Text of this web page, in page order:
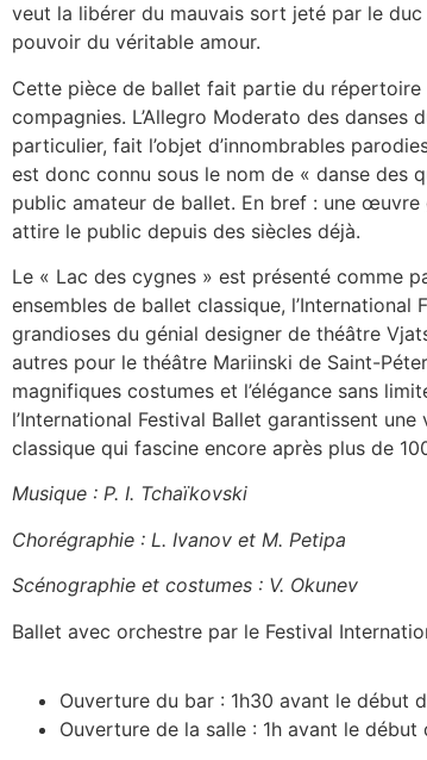
veut la libérer du mauvais sort jeté par le
pouvoir du véritable amour.
Cette pièce de ballet fait partie du
compagnies. L’Allegro Moderato des danses
particulier, fait l’objet d’innombrables
est donc connu sous le nom de « danse des
public amateur de ballet. En bref : une œuvre
attire le public depuis des siècles déjà.
Le « Lac des cygnes » est présenté comme
ensembles de ballet classique,
grandioses du génial designer de théâtre
autres pour le théâtre Mariinski de Saint-
magnifiques costumes et l’élégance sans
l’International Festival Ballet garantissent
classique qui fascine encore après plus de
Musique : P. I. Tchaïkovski
Chorégraphie : L. Ivanov et M. Petipa
Scénographie et costumes : V. Okunev
Ballet avec orchestre par le Festival
Ouverture du bar : 1h30 avant le début
Ouverture de la salle : 1h avant le début